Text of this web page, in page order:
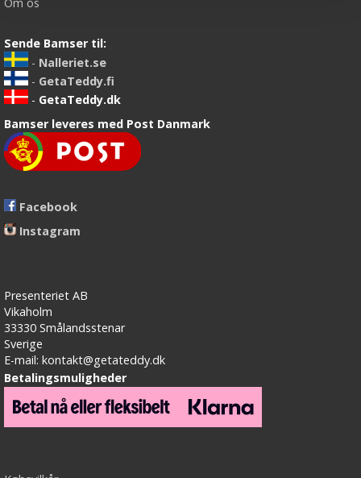
Sende Bamser til:
- Nalleriet.se
- GetaTeddy.fi
- GetaTeddy.dk
Bamser leveres med Post Danmark
Facebook
Instagram
Presenteriet AB
Vikaholm
33330 Smålandsstenar
Sverige
E-mail: kontakt@getateddy.dk
Betalingsmuligheder